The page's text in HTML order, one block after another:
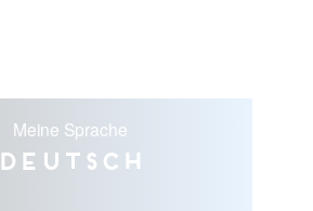
Meine Sprache
Deutsch